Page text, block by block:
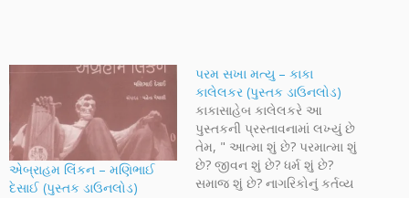
એબ્રાહમ લિંકન – મણિભાઈ
દેસાઈ (પુસ્તક ડાઉનલોડ)
પરમ સખા મત્યુ – કાકા
કાલેલકર (પુસ્તક ડાઉનલોડ)
કાકાસાહેબ કાલેલકરે આ
પુસ્તકની પ્રસ્તાવનામાં લખ્યું છે
તેમ, " આત્મા શું છે? પરમાત્મા શું
છે? જીવન શું છે? ધર્મ શું છે?
સમાજ શું છે? નાગરિકોનું કર્તવ્ય